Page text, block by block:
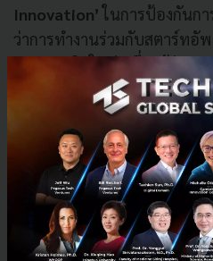
Innovation’ในการป้องกันกา
ว่าการทำงานร่วมกับสตาร์ทอั
และแนวคิดใหม่ๆ ซึ่งแม้ว่าแน
สนใจในตอนแรก แต่อาจสาม
แต่ความสำเร็จของ Open
การโน้มน้าวใจ และการแสด
ทำงานร่วมกับสตาร์ทอัพ เพื่อ
มากกว่า 2'